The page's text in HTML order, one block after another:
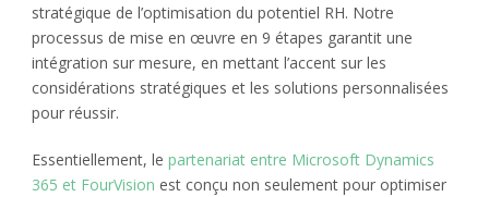
stratégique de l’optimisation du potentiel RH. Notre
processus de mise en œuvre en 9 étapes garantit une
intégration sur mesure, en mettant l’accent sur les
considérations stratégiques et les solutions personnalisées
pour réussir.
Essentiellement, le partenariat entre Microsoft Dynamics
365 et FourVision est conçu non seulement pour optimiser